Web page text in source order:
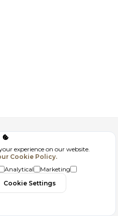
experience on our website.
Cookie Policy.
Analytical
Marketing
Cookie Settings